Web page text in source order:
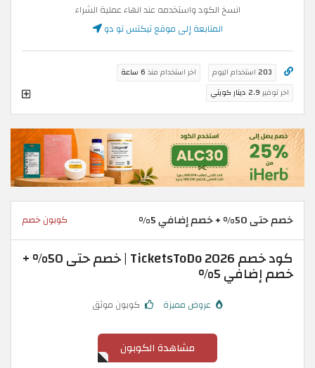
انسخ الكود واستخدمه عند انهاء عملية الشراء
المتابعة إلى موقع تيكتس تو دو
203 استخدام اليوم اخر استخدام منذ 6 ساعة
اخر توفير 2.9 دينار كويتي
خصم حتى 50% + خصم إضافي 5% كوبون خصم
كود خصم TicketsToDo 2026 | خصم حتى 50% +
خصم إضافي 5%
عروض مميزة كوبون موثق
مشاهدة الكوبون